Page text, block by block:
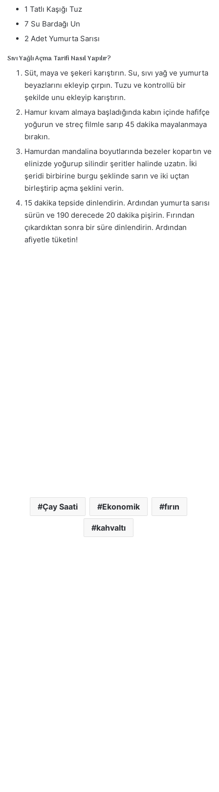
1 Tatlı Kaşığı Tuz
7 Su Bardağı Un
2 Adet Yumurta Sarısı
Sıvı Yağlı Açma Tarifi Nasıl Yapılır?
Süt, maya ve şekeri karıştırın. Su, sıvı yağ ve yumurta
beyazlarını ekleyip çırpın. Tuzu ve kontrollü bir
şekilde unu ekleyip karıştırın.
Hamur kıvam almaya başladığında kabın içinde hafifçe
yoğurun ve streç filmle sarıp 45 dakika mayalanmaya
bırakın.
Hamurdan mandalina boyutlarında bezeler kopartın ve
elinizde yoğurup silindir şeritler halinde uzatın. İki
şeridi birbirine burgu şeklinde sarın ve iki uçtan
birleştirip açma şeklini verin.
15 dakika tepside dinlendirin. Ardından yumurta sarısı
sürün ve 190 derecede 20 dakika pişirin. Fırından
çıkardıktan sonra bir süre dinlendirin. Ardından
afiyetle tüketin!
Çay Saati Ekonomik fırın
kahvaltı